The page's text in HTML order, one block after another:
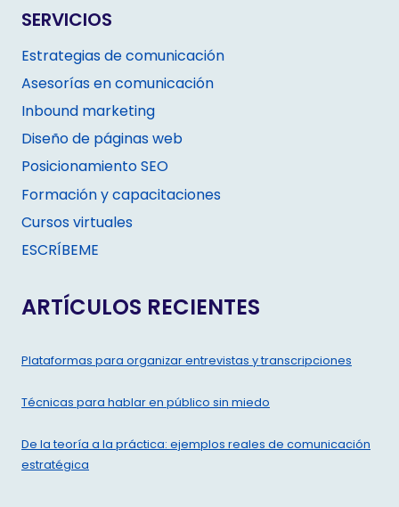
SERVICIOS
Estrategias de comunicación
Asesorías en comunicación
Inbound marketing
Diseño de páginas web
Posicionamiento SEO
Formación y capacitaciones
Cursos virtuales
ESCRÍBEME
ARTÍCULOS RECIENTES
Plataformas para organizar entrevistas y transcripciones
Técnicas para hablar en público sin miedo
De la teoría a la práctica: ejemplos reales de comunicación
estratégica